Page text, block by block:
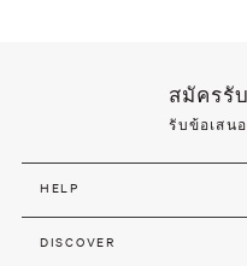
สมัครรั
รับข้อเสน
HELP
DISCOVER